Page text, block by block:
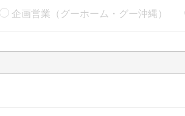
企画営業（グーホーム・グー沖縄）